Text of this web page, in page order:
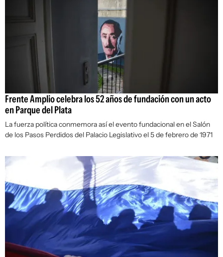
Frente Amplio celebra los 52 años de fundación con un acto
en Parque del Plata
La fuerza política conmemora así el evento fundacional en el Salón
de los Pasos Perdidos del Palacio Legislativo el 5 de febrero de 1971